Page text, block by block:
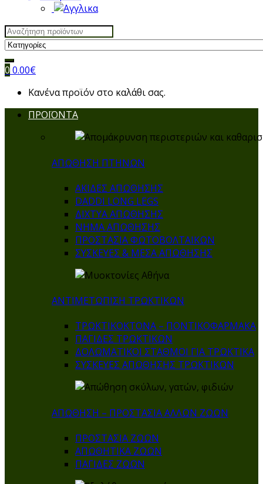
Search
for:
0 0.00€
Κανένα προϊόν στο καλάθι σας.
ΠΡΟΪΟΝΤΑ
ΑΠΩΘΗΣΗ ΠΤΗΝΩΝ
ΑΚΙΔΕΣ ΑΠΩΘΗΣΗΣ
DADDI LONG LEGS
ΔΙΧΤΥΑ ΑΠΩΘΗΣΗΣ
ΝΗΜΑ ΑΠΩΘΗΣΗΣ
ΠΡΟΣΤΑΣΙΑ ΦΩΤΟΒΟΛΤΑΙΚΩΝ
ΣΥΣΚΕΥΕΣ & ΜΕΣΑ ΑΠΩΘΗΣΗΣ
ΑΝΤΙΜΕΤΩΠΙΣΗ ΤΡΩΚΤΙΚΩΝ
ΤΡΩΚΤΙΚΟΚΤΟΝΑ – ΠΟΝΤΙΚΟΦΑΡΜΑΚA
ΠΑΓΙΔΕΣ ΤΡΩΚΤΙΚΩΝ
ΔΟΛΩΜΑΤΙΚΟΙ ΣΤΑΘΜΟΙ ΓΙΑ ΤΡΩΚΤΙΚΑ
ΣΥΣΚΕΥΕΣ ΑΠΩΘΗΣΗΣ ΤΡΩΚΤΙΚΩΝ
ΑΠΩΘΗΣΗ – ΠΡΟΣΤΑΣΙΑ ΑΛΛΩΝ ΖΩΩΝ
ΠΡΟΣΤΑΣΙΑ ΖΩΩΝ
ΑΠΩΘΗΤΙΚΑ ΖΩΩΝ
ΠΑΓΙΔΕΣ ΖΩΩΝ